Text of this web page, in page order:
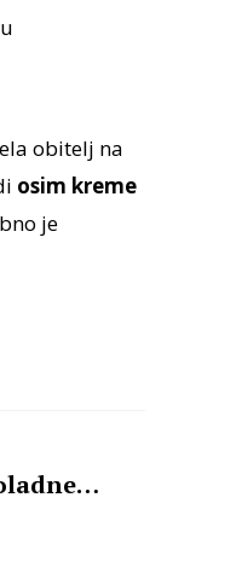
obitelj na
osim kreme
je